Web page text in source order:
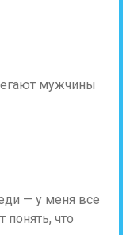
— у меня все
что